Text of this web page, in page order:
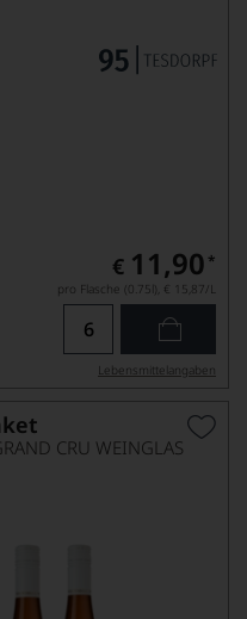
€ 11,90 *
pro Flasche (0.75l), € 15,87/L
Lebensmittel­angaben
CRU WEINGLAS